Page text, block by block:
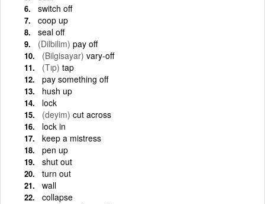
switch off
coop up
seal off
(Dilbilim) pay off
(Bilgisayar) vary-off
(Tıp) tap
pay something off
hush up
lock
(deyim) cut across
lock in
keep a mistress
pen up
shut out
turn out
wall
collapse